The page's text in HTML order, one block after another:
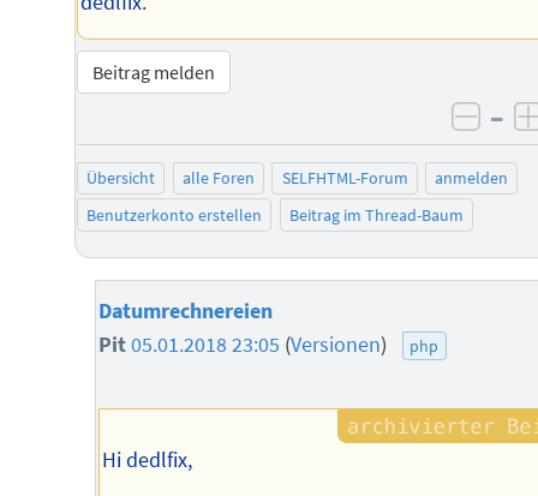
Beitrag melden
–
Übersicht alle Foren SELFHTML-Forum
anmelden
Benutzerkonto erstellen
Beitrag im Thread-Baum
Datumrechnereien
Pit05.01.2018 23:05 (Versionen) php
Hi dedlfix,